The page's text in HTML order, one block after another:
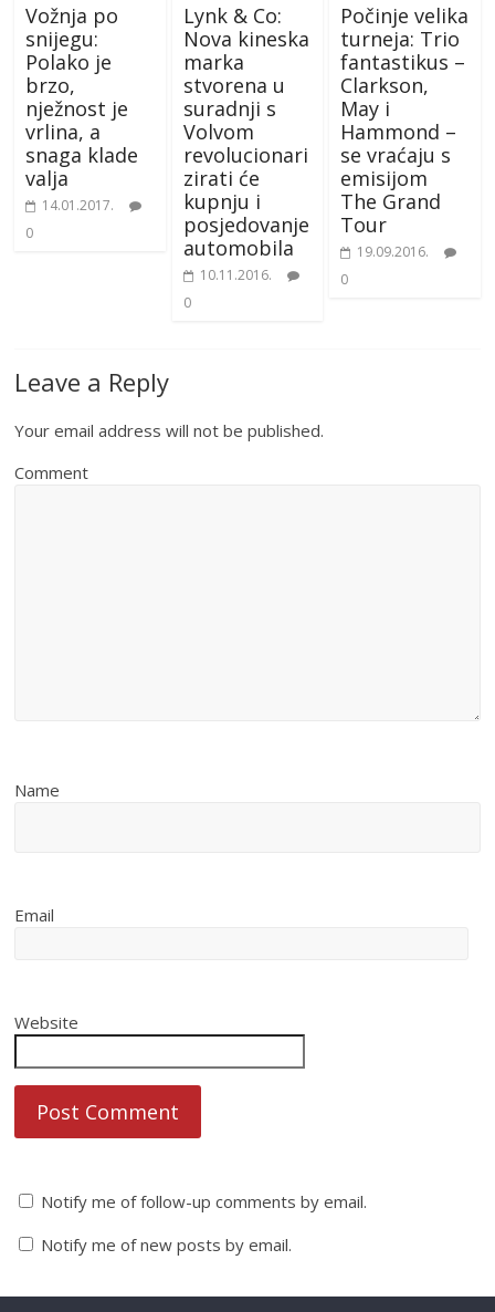
Vožnja po
snijegu:
Polako je
brzo,
nježnost je
vrlina, a
snaga klade
valja
14.01.2017.
0
Lynk & Co:
Nova kineska
marka
stvorena u
suradnji s
Volvom
revolucionari
zirati će
kupnju i
posjedovanje
automobila
10.11.2016.
0
Počinje velika
turneja: Trio
fantastikus –
Clarkson,
May i
Hammond –
se vraćaju s
emisijom
The Grand
Tour
19.09.2016.
0
Leave a Reply
Your email address will not be published.
Comment
Name
Email
Website
Notify me of follow-up comments by email.
Notify me of new posts by email.